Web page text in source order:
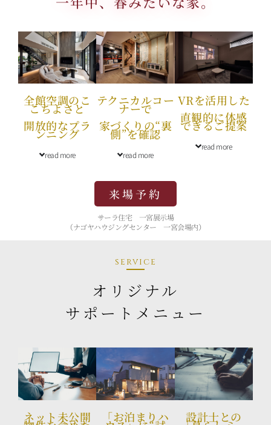
全館空調のこ
こちよさと
開放的なプラ
ンニング
read more
テクニカルコー
ナーで
家づくりの“裏
側”を確認
read more
VRを活用した
直観的に体感
できるご提案
read more
来場予約
サーラ住宅 一宮展示場
（ナゴヤハウジングセンター 一宮会場内）
service
オリジナル
サポートメニュー
ネット未公開 「お泊まりハ 設計士との